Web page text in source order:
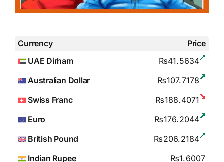
Currency
Price
UAE Dirham
₨41.5634
Australian Dollar
₨107.7178
Swiss Franc
₨188.4071
Euro
₨176.2044
British Pound
₨206.2184
Indian Rupee
₨1.6007